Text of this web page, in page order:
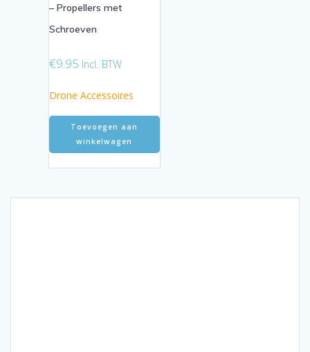
– Propellers met
Schroeven
€9.95 Incl. BTW
Drone Accessoires
Toevoegen aan
winkelwagen